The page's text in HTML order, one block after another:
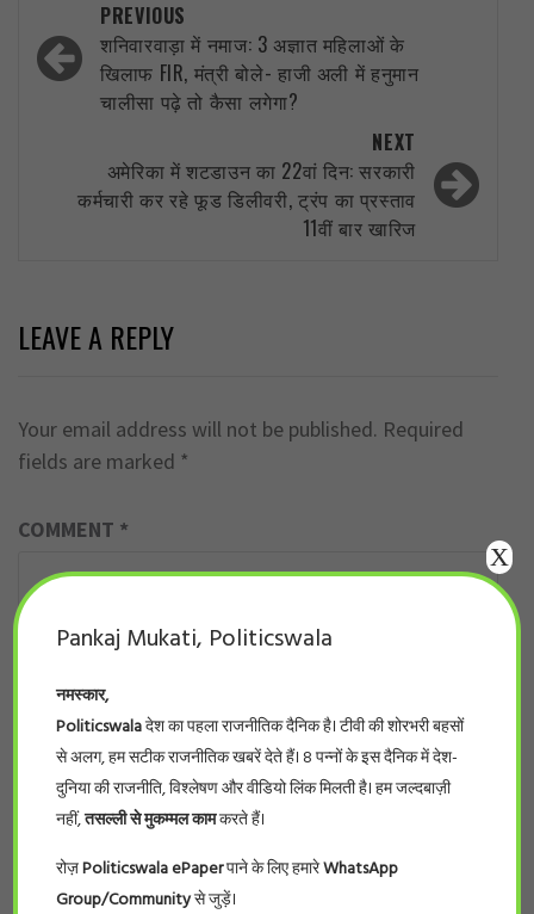
navigation
PREVIOUS
शनिवारवाड़ा में नमाज: 3 अज्ञात महिलाओं के
खिलाफ FIR, मंत्री बोले- हाजी अली में हनुमान
चालीसा पढ़े तो कैसा लगेगा?
NEXT
अमेरिका में शटडाउन का 22वां दिन: सरकारी
कर्मचारी कर रहे फूड डिलीवरी, ट्रंप का प्रस्ताव
11वीं बार खारिज
LEAVE A REPLY
Your email address will not be published. Required
fields are marked *
COMMENT *
Pankaj Mukati, Politicswala
नमस्कार,
Politicswalaदेश का पहला राजनीतिक दैनिक है। टीवी की शोरभरी बहसों
से अलग, हम सटीक राजनीतिक खबरें देते हैं। 8 पन्नों के इस दैनिक में देश-
दुनिया की राजनीति, विश्लेषण और वीडियो लिंक मिलती है। हम जल्दबाज़ी
नहीं,तसल्ली से मुकम्मल कामकरते हैं।
रोज़Politicswala ePaperपाने के लिए हमारेWhatsApp
Group/Communityसे जुड़ें।
X